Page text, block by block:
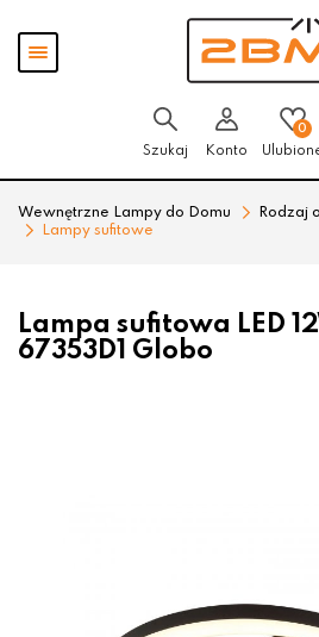
Pokaż
menu
Szukaj Konto
0
Wewnętrzne Lampy do Domu
Rodzaj
Lampy sufitowe
Lampa sufitowa LED
67353D1 Globo